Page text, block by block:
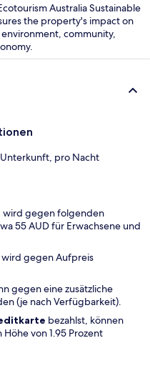
Australia Sustainable
the property's impact on
community,
pro Nacht
wird gegen folgenden
55 AUD für Erwachsene und
wird gegen Aufpreis
gegen eine zusätzliche
(je nach Verfügbarkeit).
bezahlst, können
von 1.95 Prozent